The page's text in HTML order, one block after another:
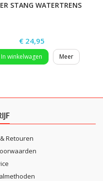
STANG WATERTRENS
Prijs
€ 24,95
In winkelwagen Meer
Retouren